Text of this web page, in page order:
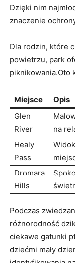
Dzięki nim
znaczenie
Dla rodzin, które
powietrzu, park
piknikowania.Oto
Miejsce
Opis
Glen
River
na
Healy
Pass
Dromara
Hills
Podczas
różnorodność
ciekawe gatunki
dziećmi mały